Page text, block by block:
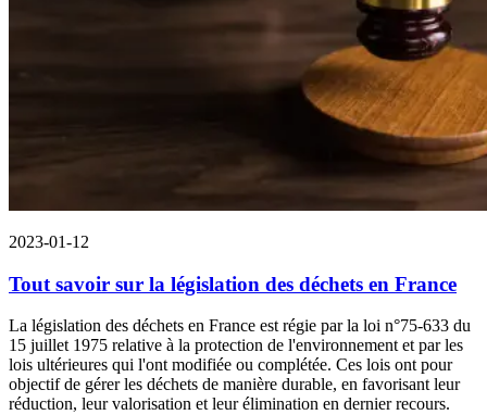
2023-01-12
Tout savoir sur la législation des déchets en France
La législation des déchets en France est régie par la loi n°75-633 du
15 juillet 1975 relative à la protection de l'environnement et par les
lois ultérieures qui l'ont modifiée ou complétée. Ces lois ont pour
objectif de gérer les déchets de manière durable, en favorisant leur
réduction, leur valorisation et leur élimination en dernier recours.